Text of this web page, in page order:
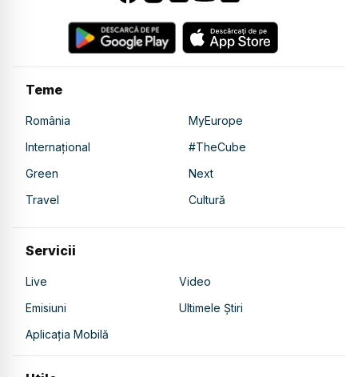
Teme
România
MyEurope
Internațional
#TheCube
Green
Next
Travel
Cultură
Servicii
Live
Video
Emisiuni
Ultimele Știri
Aplicația Mobilă